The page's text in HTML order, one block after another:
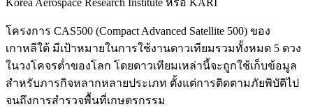
โครงการ CAS500 (Compact Advanced Satellite 500) ของ
เกาหลีใต้ มีเป้าหมายในการใช้งานดาวเทียมรวมทั้งหมด 5 ดวง
ในวงโคจรต่ำของโลก โดยดาวเทียมเหล่านี้จะถูกใช้เก็บข้อมูล
สำหรับภารกิจหลากหลายประเภท ตั้งแต่การติดตามภัยพิบัติไป
จนถึงการสำรวจพื้นที่เกษตรกรรม